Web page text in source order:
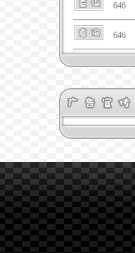
646
646